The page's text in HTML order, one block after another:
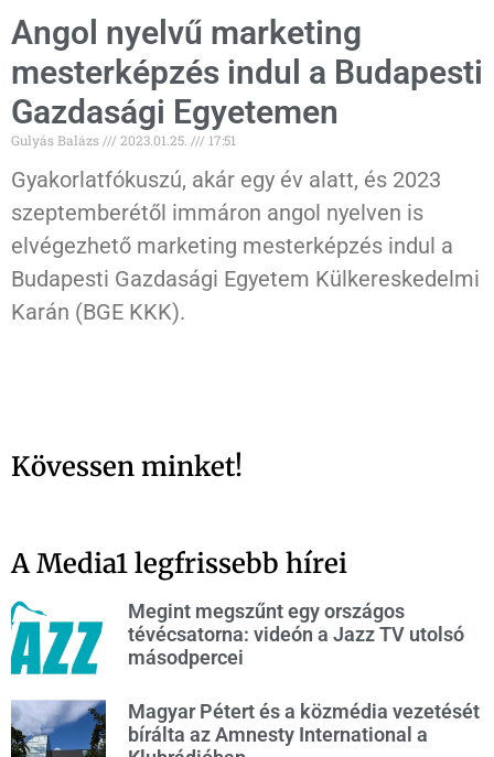
Angol nyelvű marketing
mesterképzés indul a Budapesti
Gazdasági Egyetemen
Gulyás Balázs 2023.01.25. 17:51
Gyakorlatfókuszú, akár egy év alatt, és 2023
szeptemberétől immáron angol nyelven is
elvégezhető marketing mesterképzés indul a
Budapesti Gazdasági Egyetem Külkereskedelmi
Karán (BGE KKK).
Kövessen minket!
A Media1 legfrissebb hírei
Megint megszűnt egy országos
tévécsatorna: videón a Jazz TV utolsó
másodpercei
Magyar Pétert és a közmédia vezetését
bírálta az Amnesty International a